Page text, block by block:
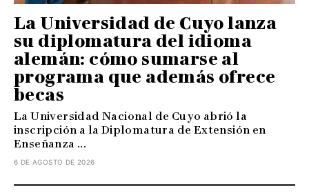
La Universidad de Cuyo lanza
su diplomatura del idioma
alemán: cómo sumarse al
programa que además ofrece
becas
La Universidad Nacional de Cuyo abrió la
inscripción a la Diplomatura de Extensión en
Enseñanza ...
6 DE AGOSTO DE 2026